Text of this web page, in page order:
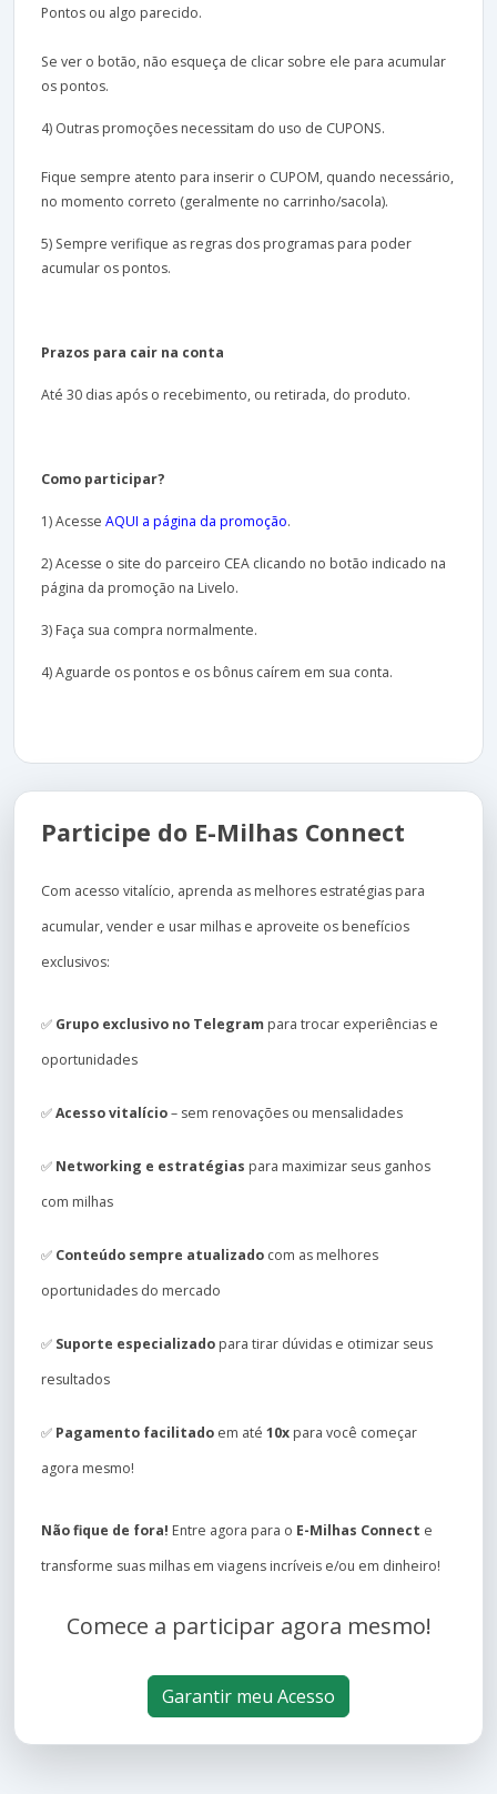
Pontos ou algo parecido.
Se ver o botão, não esqueça de clicar sobre ele para acumular
os pontos.
4) Outras promoções necessitam do uso de CUPONS.
Fique sempre atento para inserir o CUPOM, quando necessário,
no momento correto (geralmente no carrinho/sacola).
5) Sempre verifique as regras dos programas para poder
acumular os pontos.
Prazos para cair na conta
Até 30 dias após o recebimento, ou retirada, do produto.
Como participar?
1) Acesse AQUI a página da promoção.
2) Acesse o site do parceiro CEA clicando no botão indicado na
página da promoção na Livelo.
3) Faça sua compra normalmente.
4) Aguarde os pontos e os bônus caírem em sua conta.
Participe do E-Milhas Connect
Com acesso vitalício, aprenda as melhores estratégias para
acumular, vender e usar milhas e aproveite os benefícios
exclusivos:
✅ Grupo exclusivo no Telegram para trocar experiências e
oportunidades
✅Acesso vitalício– sem renovações ou mensalidades
✅ Networking e estratégias para maximizar seus ganhos
com milhas
✅ Conteúdo sempre atualizado com as melhores
oportunidades do mercado
✅ Suporte especializado para tirar dúvidas e otimizar seus
resultados
✅ Pagamento facilitado em até 10x para você começar
agora mesmo!
Não fique de fora! Entre agora para o E-Milhas Connect e
transforme suas milhas em viagens incríveis e/ou em dinheiro!
Comece a participar agora mesmo!
Garantir meu Acesso